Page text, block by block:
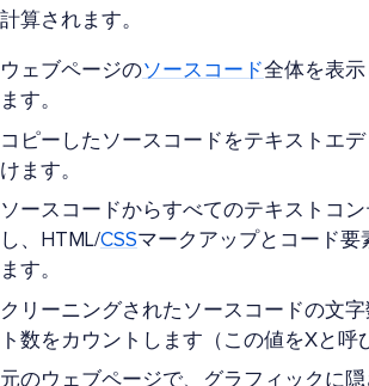
計算されます。
ウェブページのソースコード全体を表
ます。
コピーしたソースコードをテキストエ
けます。
ソースコードからすべてのテキストコ
し、HTML/CSSマークアップとコード要
ます。
クリーニングされたソースコードの文字
ト数をカウントします（この値をXと呼
元のウェブページで、グラフィックに